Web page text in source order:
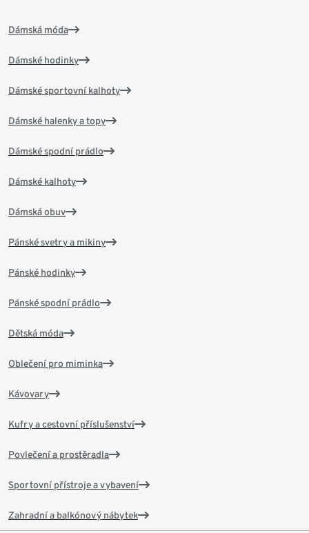
Dámská móda
Dámské hodinky
Dámské sportovní kalhoty
Dámské halenky a topy
Dámské spodní prádlo
Dámské kalhoty
Dámská obuv
Pánské svetry a mikiny
Pánské hodinky
Pánské spodní prádlo
Dětská móda
Oblečení pro miminka
Kávovary
Kufry a cestovní příslušenství
Povlečení a prostěradla
Sportovní přístroje a vybavení
Zahradní a balkónový nábytek